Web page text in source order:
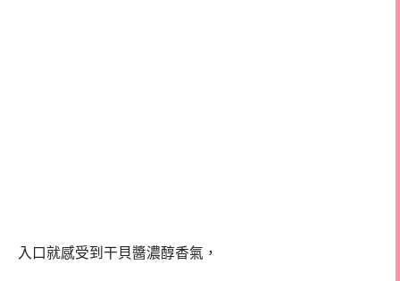
入口就感受到干貝醬濃醇香氣，